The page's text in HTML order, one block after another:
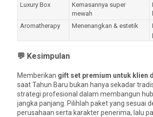
Luxury Box
Kemasannya super
mewah
Aromatherapy
Menenangkan & estetik
💬 Kesimpulan
Memberikan gift set premium untuk klien
saat Tahun Baru bukan hanya sekadar
strategi profesional dalam membangun
jangka panjang. Pilihlah paket yang sesuai
perusahaan serta karakter penerima, lalu